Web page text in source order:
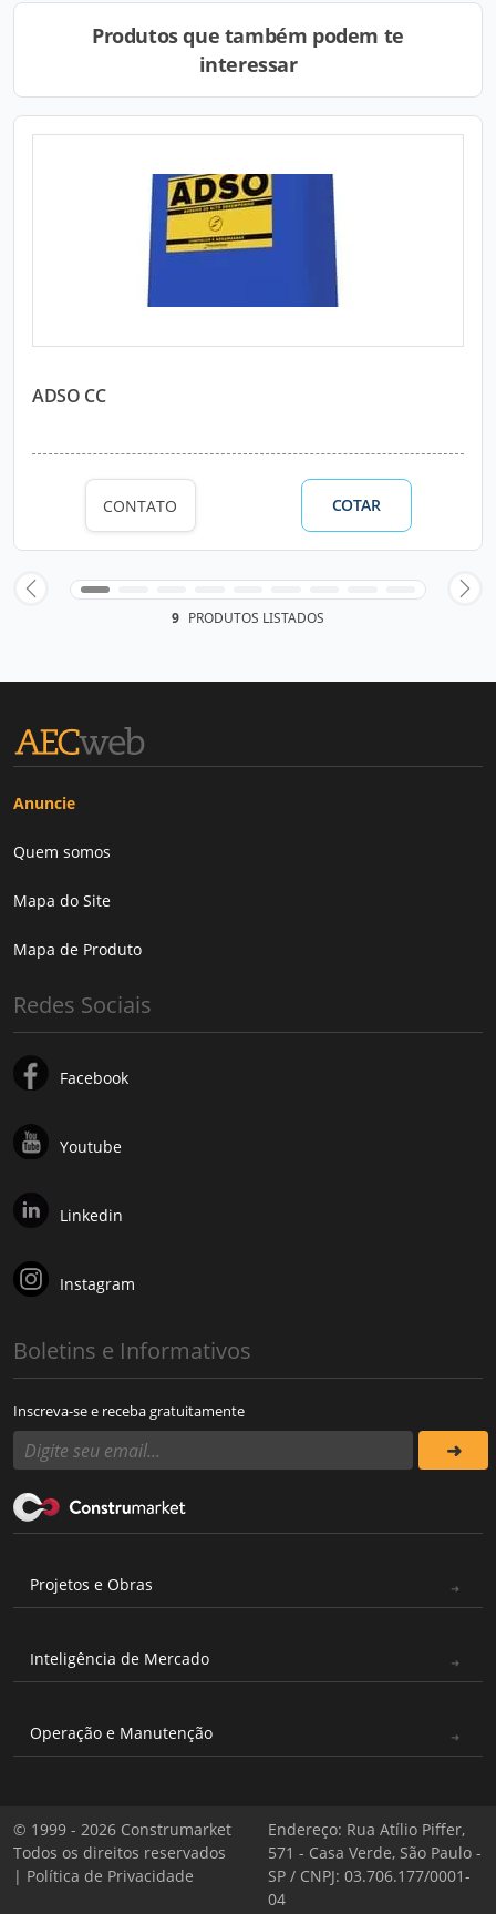
Produtos que também podem te
interessar
ADSO CC
CONTATO COTAR
9 PRODUTOS LISTADOS
Anuncie
Quem somos
Mapa do Site
Mapa de Produto
Redes Sociais
Facebook
Youtube
Linkedin
Instagram
Boletins e Informativos
Inscreva-se e receba gratuitamente
Projetos e Obras
Inteligência de Mercado
Operação e Manutenção
© 1999 - 2026 Construmarket
Todos os direitos reservados
| Política de Privacidade
Endereço: Rua Atílio Piffer,
571 - Casa Verde, São Paulo -
SP / CNPJ: 03.706.177/0001-
04